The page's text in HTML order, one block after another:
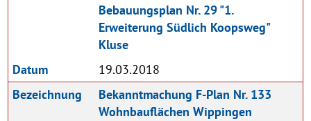
Datum 19.03.2018
Bebauungsplan Nr. 29 "1.
Erweiterung Südlich Koopsweg"
Kluse
Bezeichnung
Bekanntmachung F-Plan Nr. 133
Wohnbauflächen Wippingen